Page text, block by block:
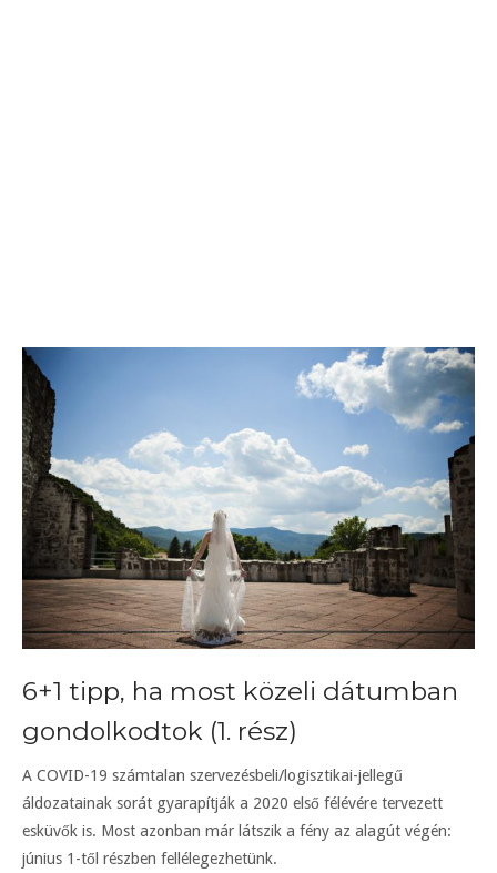
6+1 tipp, ha most közeli dátumban
gondolkodtok (1. rész)
A COVID-19 számtalan szervezésbeli/logisztikai-jellegű
áldozatainak sorát gyarapítják a 2020 első félévére tervezett
esküvők is. Most azonban már látszik a fény az alagút végén:
június 1-től részben fellélegezhetünk.